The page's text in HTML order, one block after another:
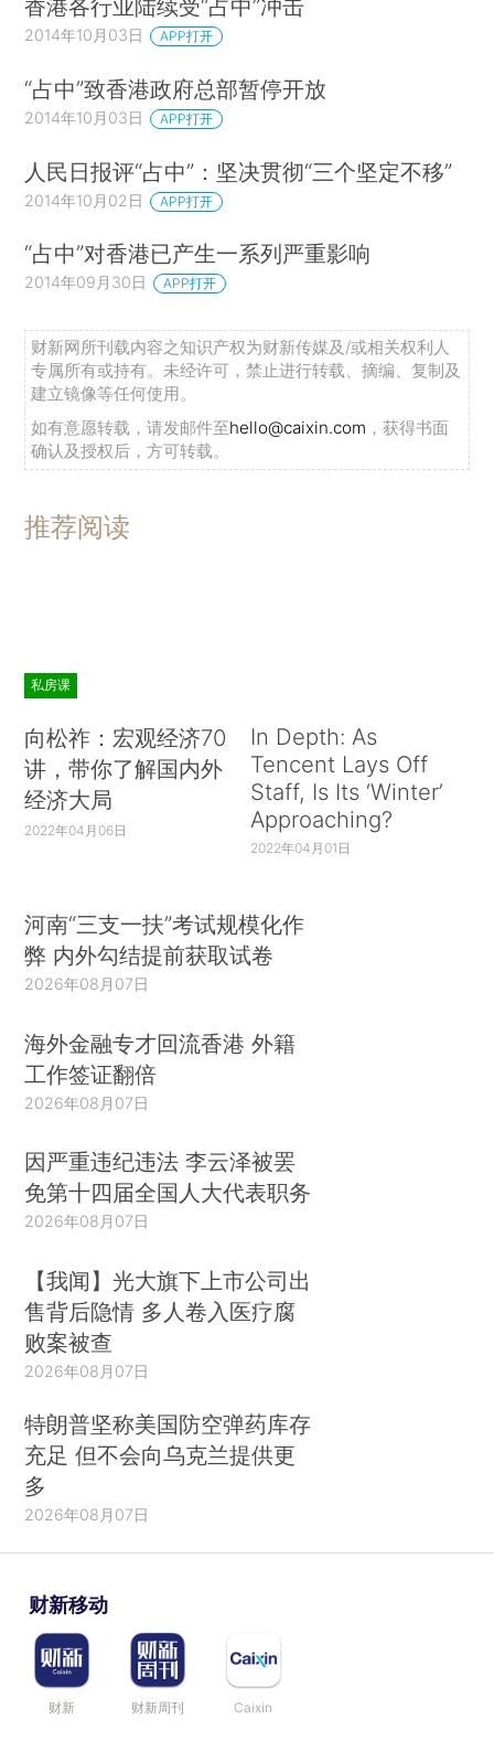
香港各行业陆续受“占中”冲击
2014年10月03日 APP打开
“占中”致香港政府总部暂停开放
2014年10月03日 APP打开
人民日报评“占中”：坚决贯彻“三个坚定不移”
2014年10月02日 APP打开
“占中”对香港已产生一系列严重影响
2014年09月30日 APP打开
财新网所刊载内容之知识产权为财新传媒及/或相关权利人
专属所有或持有。未经许可，禁止进行转载、摘编、复制及
建立镜像等任何使用。
如有意愿转载，请发邮件至hello@caixin.com ，获得书面
确认及授权后，方可转载。
推荐阅读
私房课
向松祚：宏观经济70
讲，带你了解国内外
经济大局
2022年04月06日
In Depth: As
Tencent Lays Off
Staff, Is Its ‘Winter’
Approaching?
2022年04月01日
河南“三支一扶”考试规模化作
弊 内外勾结提前获取试卷
2026年08月07日
海外金融专才回流香港 外籍
工作签证翻倍
2026年08月07日
因严重违纪违法 李云泽被罢
免第十四届全国人大代表职务
2026年08月07日
【我闻】光大旗下上市公司出
售背后隐情 多人卷入医疗腐
败案被查
2026年08月07日
特朗普坚称美国防空弹药库存
充足 但不会向乌克兰提供更
多
2026年08月07日
财新移动
财新 财新周刊 Caixin